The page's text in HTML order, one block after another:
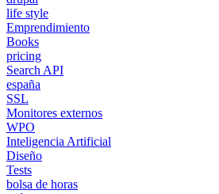
life style
Emprendimiento
Books
pricing
Search API
españa
SSL
Monitores externos
WPO
Inteligencia Artificial
Diseño
Tests
bolsa de horas